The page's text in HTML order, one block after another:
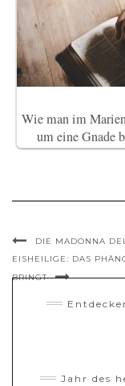
Wie man im
um eine Gnade
DIE MADONNA
EISHEILIGE: DAS
BRINGT
Jahr des